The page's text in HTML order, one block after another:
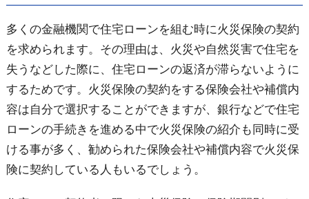
多くの金融機関で住宅ローンを組む時に火災保険の契約
を求められます。その理由は、火災や自然災害で住宅を
失うなどした際に、住宅ローンの返済が滞らないように
するためです。火災保険の契約をする保険会社や補償内
容は自分で選択することができますが、銀行などで住宅
ローンの手続きを進める中で火災保険の紹介も同時に受
ける事が多く、勧められた保険会社や補償内容で火災保
険に契約している人もいるでしょう。